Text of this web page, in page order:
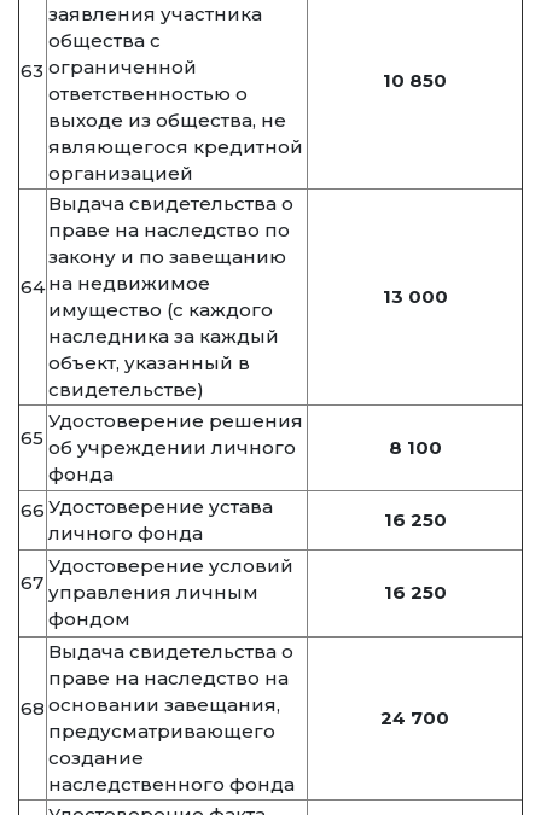
63
заявления участника
общества с
ограниченной
ответственностью о
выходе из общества, не
являющегося кредитной
организацией
10 850
64
Выдача свидетельства о
праве на наследство по
закону и по завещанию
на недвижимое
имущество (с каждого
наследника за каждый
объект, указанный в
свидетельстве)
13 000
65
Удостоверение решения
об учреждении личного
фонда
8 100
66 Удостоверение устава
личного фонда
16 250
67
Удостоверение условий
управления личным
фондом
16 250
68
Выдача свидетельства о
праве на наследство на
основании завещания,
предусматривающего
создание
наследственного фонда
24 700